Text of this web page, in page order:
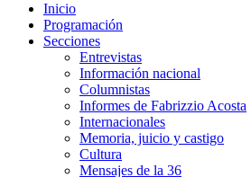
Inicio
Programación
Secciones
Entrevistas
Información nacional
Columnistas
Informes de Fabrizzio Acosta
Internacionales
Memoria, juicio y castigo
Cultura
Mensajes de la 36